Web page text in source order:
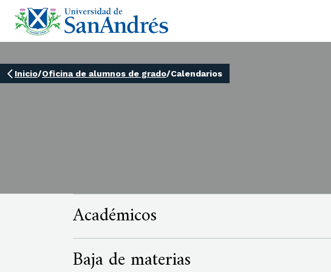
Inicio/Oficina de alumnos de grado/Calendarios
Académicos
Baja de materias